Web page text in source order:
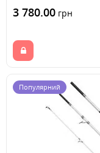
3 780.00 грн
Популярний